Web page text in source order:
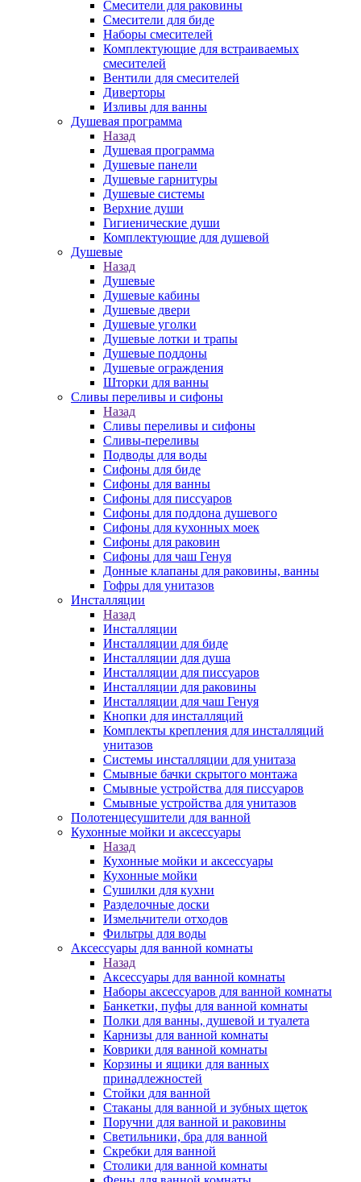
Смесители для раковины
Смесители для биде
Наборы смесителей
Комплектующие для встраиваемых
смесителей
Вентили для смесителей
Диверторы
Изливы для ванны
Душевая программа
Назад
Душевая программа
Душевые панели
Душевые гарнитуры
Душевые системы
Верхние души
Гигиенические души
Комплектующие для душевой
Душевые
Назад
Душевые
Душевые кабины
Душевые двери
Душевые уголки
Душевые лотки и трапы
Душевые поддоны
Душевые ограждения
Шторки для ванны
Сливы переливы и сифоны
Назад
Сливы переливы и сифоны
Сливы-переливы
Подводы для воды
Сифоны для биде
Сифоны для ванны
Сифоны для писсуаров
Сифоны для поддона душевого
Сифоны для кухонных моек
Сифоны для раковин
Сифоны для чаш Генуя
Донные клапаны для раковины, ванны
Гофры для унитазов
Инсталляции
Назад
Инсталляции
Инсталляции для биде
Инсталляции для душа
Инсталляции для писсуаров
Инсталляции для раковины
Инсталляции для чаш Генуя
Кнопки для инсталляций
Комплекты крепления для инсталляций
унитазов
Системы инсталляции для унитаза
Смывные бачки скрытого монтажа
Смывные устройства для писсуаров
Смывные устройства для унитазов
Полотенцесушители для ванной
Кухонные мойки и аксессуары
Назад
Кухонные мойки и аксессуары
Кухонные мойки
Сушилки для кухни
Разделочные доски
Измельчители отходов
Фильтры для воды
Аксессуары для ванной комнаты
Назад
Аксессуары для ванной комнаты
Наборы аксессуаров для ванной комнаты
Банкетки, пуфы для ванной комнаты
Полки для ванны, душевой и туалета
Карнизы для ванной комнаты
Коврики для ванной комнаты
Корзины и ящики для ванных
принадлежностей
Стойки для ванной
Стаканы для ванной и зубных щеток
Поручни для ванной и раковины
Светильники, бра для ванной
Скребки для ванной
Столики для ванной комнаты